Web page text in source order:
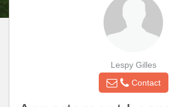
Lespy Gilles
Contact